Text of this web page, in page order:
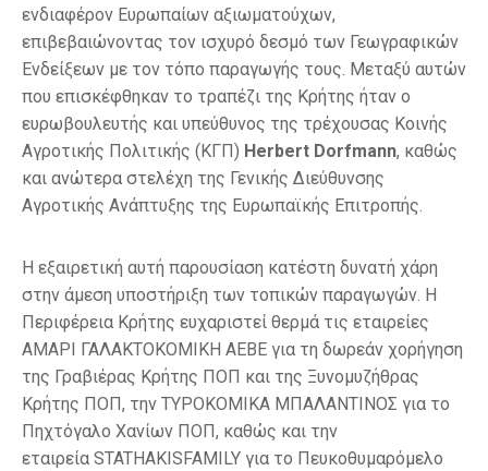
ενδιαφέρον Ευρωπαίων αξιωματούχων,
επιβεβαιώνοντας τον ισχυρό δεσμό των Γεωγραφικών
Ενδείξεων με τον τόπο παραγωγής τους. Μεταξύ αυτών
που επισκέφθηκαν το τραπέζι της Κρήτης ήταν ο
ευρωβουλευτής και υπεύθυνος της τρέχουσας Κοινής
Αγροτικής Πολιτικής (ΚΓΠ) Herbert Dorfmann, καθώς
και ανώτερα στελέχη της Γενικής Διεύθυνσης
Αγροτικής Ανάπτυξης της Ευρωπαϊκής Επιτροπής.
Η εξαιρετική αυτή παρουσίαση κατέστη δυνατή χάρη
στην άμεση υποστήριξη των τοπικών παραγωγών. Η
Περιφέρεια Κρήτης ευχαριστεί θερμά τις εταιρείες
ΑΜΑΡΙ ΓΑΛΑΚΤΟΚΟΜΙΚΗ ΑΕΒΕ για τη δωρεάν χορήγηση
της Γραβιέρας Κρήτης ΠΟΠ και της Ξυνομυζήθρας
Κρήτης ΠΟΠ, την ΤΥΡΟΚΟΜΙΚΑ ΜΠΑΛΑΝΤΙΝΟΣ για το
Πηχτόγαλο Χανίων ΠΟΠ, καθώς και την
εταιρεία STATHAKISFAMILY για το Πευκοθυμαρόμελο